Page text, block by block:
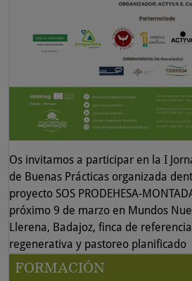
Os invitamos a participar en la I
de Buenas Prácticas organizada
proyecto SOS PRODEHESA-
próximo 9 de marzo en Mundos
Llerena, Badajoz, finca de
regenerativa y pastoreo planificado
FORMACIÓN